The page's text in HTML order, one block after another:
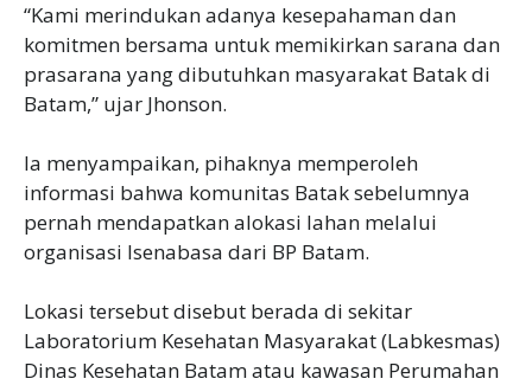
‎“Kami merindukan adanya kesepahaman dan
komitmen bersama untuk memikirkan sarana dan
prasarana yang dibutuhkan masyarakat Batak di
Batam,” ujar Jhonson.
‎Ia menyampaikan, pihaknya memperoleh
informasi bahwa komunitas Batak sebelumnya
pernah mendapatkan alokasi lahan melalui
organisasi Isenabasa dari BP Batam.
‎Lokasi tersebut disebut berada di sekitar
Laboratorium Kesehatan Masyarakat (Labkesmas)
Dinas Kesehatan Batam atau kawasan Perumahan